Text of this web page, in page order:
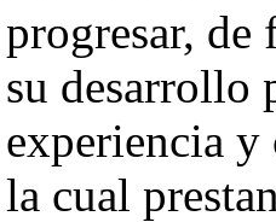
progresar,
su desarrollo
experiencia
la cual